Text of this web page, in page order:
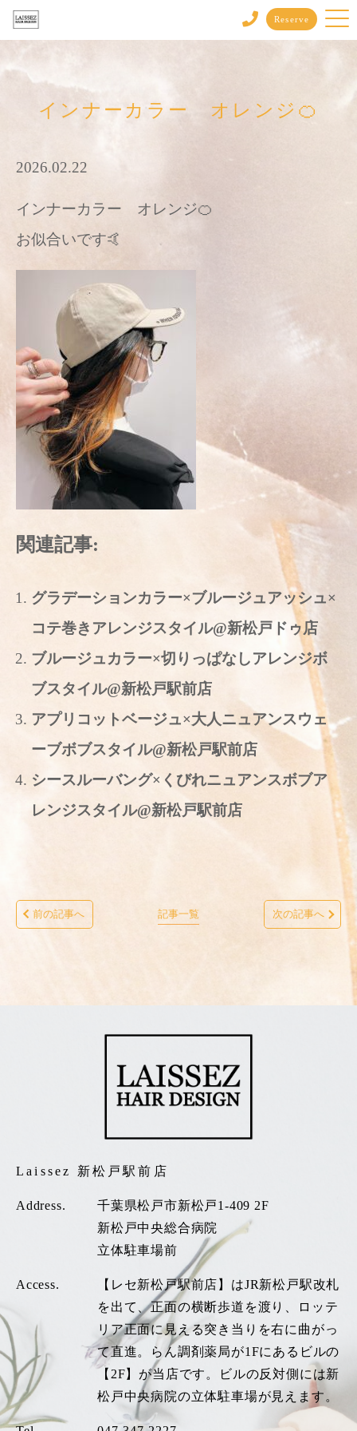
Reserve
インナーカラー オレンジ🍊
2026.02.22
インナーカラー オレンジ🍊
お似合いです🤙
関連記事:
グラデーションカラー×ブルージュアッシュ×
コテ巻きアレンジスタイル@新松戸ドゥ店
ブルージュカラー×切りっぱなしアレンジボ
ブスタイル@新松戸駅前店
アプリコットベージュ×大人ニュアンスウェ
ーブボブスタイル@新松戸駅前店
シースルーバング×くびれニュアンスボブア
レンジスタイル@新松戸駅前店
前の記事へ 記事一覧 次の記事へ
Laissez 新松戸駅前店
Address.
千葉県松戸市新松戸1-409 2F
新松戸中央総合病院
立体駐車場前
Access.
【レセ新松戸駅前店】はJR新松戸駅改札
を出て、正面の横断歩道を渡り、ロッテ
リア正面に見える突き当りを右に曲がっ
て直進。らん調剤薬局が1Fにあるビルの
【2F】が当店です。ビルの反対側には新
松戸中央病院の立体駐車場が見えます。